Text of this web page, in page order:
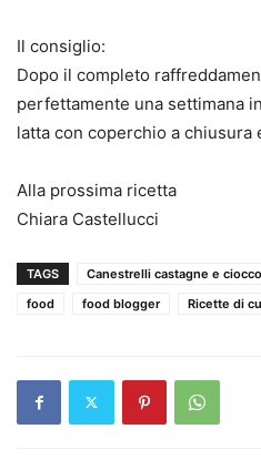
Il consiglio:
Dopo il completo
perfettamente una settimana
latta con coperchio a chiusura
Alla prossima ricetta
Chiara Castellucci
TAGS Canestrelli castagne e
food
food blogger Ricette di